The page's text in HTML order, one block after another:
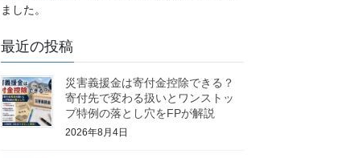
ました。
最近の投稿
災害義援金は寄付金控除できる？
寄付先で変わる扱いとワンストッ
プ特例の落とし穴をFPが解説
2026年8月4日